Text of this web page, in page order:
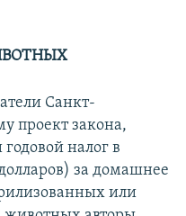
Санкт-
проект закона,
налог в
за домашнее
или